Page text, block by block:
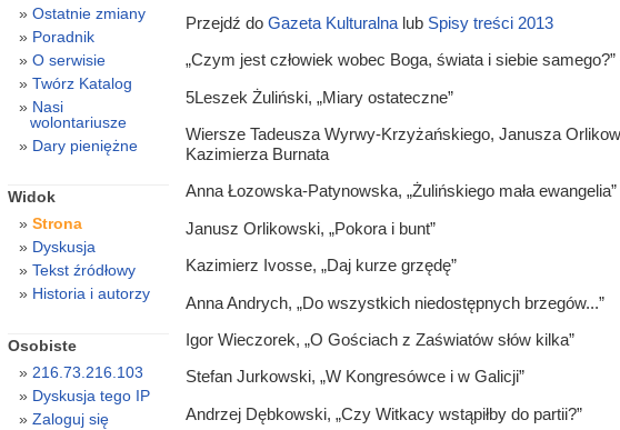
Przejdź do Gazeta Kulturalnalub Spisy treści 2013
„Czym jest człowiek wobec Boga, świata i siebie
5Leszek Żuliński, „Miary ostateczne”
Wiersze Tadeusza Wyrwy-Krzyżańskiego, Janusza
Kazimierza Burnata
Anna Łozowska-Patynowska, „Żulińskiego mała ewangelia”
Janusz Orlikowski, „Pokora i bunt”
Kazimierz Ivosse, „Daj kurze grzędę”
Anna Andrych, „Do wszystkich niedostępnych brzegów...”
Igor Wieczorek, „O Gościach z Zaświatów słów kilka”
Stefan Jurkowski, „W Kongresówce i w Galicji”
Andrzej Dębkowski, „Czy Witkacy wstąpiłby do partii?”
Ostatnie zmiany
Poradnik
O serwisie
Twórz Katalog
Nasi
wolontariusze
Dary pieniężne
Widok
Strona
Dyskusja
Tekst źródłowy
Historia i autorzy
Osobiste
216.73.216.103
Dyskusja tego IP
Zaloguj się